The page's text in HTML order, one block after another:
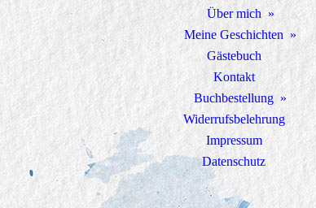
Über mich
Meine Geschichten
Gästebuch
Kontakt
Buchbestellung
Widerrufsbelehrung
Impressum
Datenschutz